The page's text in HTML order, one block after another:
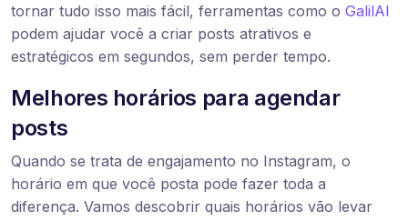
tornar tudo isso mais fácil, ferramentas como o GalilAI
podem ajudar você a criar posts atrativos e
estratégicos em segundos, sem perder tempo.
Melhores horários para agendar
posts
Quando se trata de engajamento no Instagram, o
horário em que você posta pode fazer toda a
diferença. Vamos descobrir quais horários vão levar